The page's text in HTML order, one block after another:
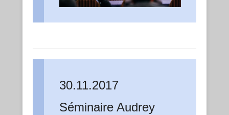
30.11.2017
Séminaire Audrey